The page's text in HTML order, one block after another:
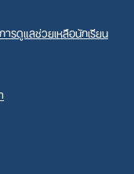
รดูแลช่วยเหลือนักเรียน